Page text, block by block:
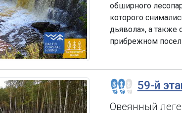
обширного
которого
дьявола», а также
прибрежном
59-й
Овеянный